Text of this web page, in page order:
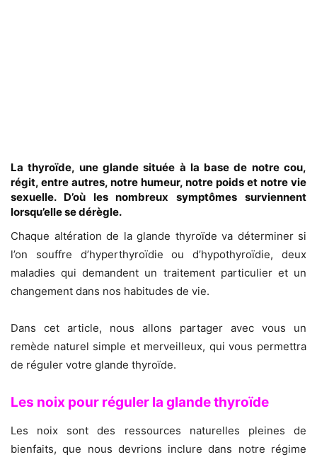
La thyroïde, une glande située à la base de notre cou,
régit, entre autres, notre humeur, notre poids et notre vie
sexuelle. D’où les nombreux symptômes surviennent
lorsqu’elle se dérègle.
Chaque altération de la glande thyroïde va déterminer si
l’on souffre d’hyperthyroïdie ou d’hypothyroïdie, deux
maladies qui demandent un traitement particulier et un
changement dans nos habitudes de vie.
Dans cet article, nous allons partager avec vous un
remède naturel simple et merveilleux, qui vous permettra
de réguler votre glande thyroïde.
Les noix pour réguler la glande thyroïde
Les noix sont des ressources naturelles pleines de
bienfaits, que nous devrions inclure dans notre régime